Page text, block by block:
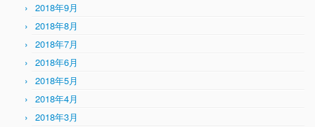
2018年9月
2018年8月
2018年7月
2018年6月
2018年5月
2018年4月
2018年3月